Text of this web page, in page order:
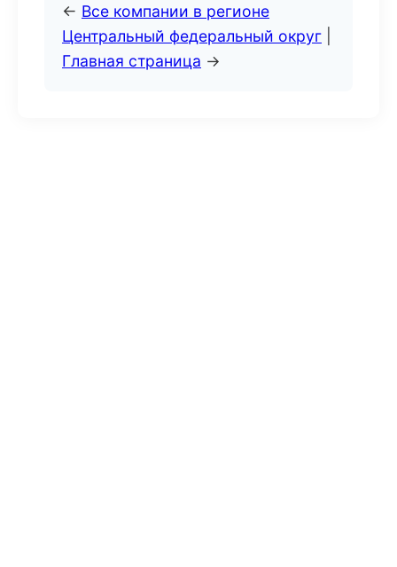
← Все компании в регионе
Центральный федеральный округ
Главная страница →